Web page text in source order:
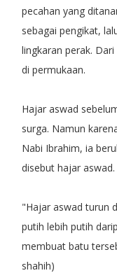
pecahan yang
sebagai pengikat,
lingkaran perak.
di permukaan.
Hajar aswad
surga. Namun
Nabi Ibrahim, ia
disebut hajar aswad.
"Hajar aswad turun
putih lebih putih
membuat batu
shahih)